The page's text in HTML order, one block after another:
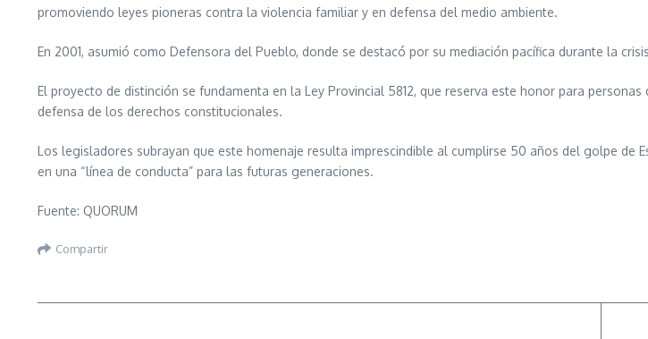
promoviendo leyes pioneras contra la violencia familiar y en defensa del medio ambiente.
En 2001, asumió como Defensora del Pueblo, donde se destacó por su mediación pacífica durante la
El proyecto de distinción se fundamenta en la Ley Provincial 5812, que reserva este honor para
defensa de los derechos constitucionales.
Los legisladores subrayan que este homenaje resulta imprescindible al cumplirse 50 años del golpe de
en una “línea de conducta” para las futuras generaciones.
Fuente: QUORUM
Compartir